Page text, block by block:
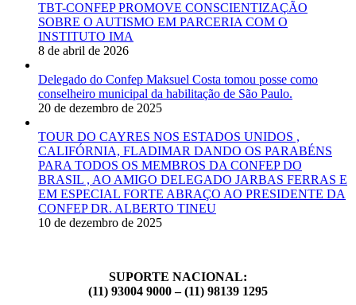
TBT-CONFEP PROMOVE CONSCIENTIZAÇÃO
SOBRE O AUTISMO EM PARCERIA COM O
INSTITUTO IMA
8 de abril de 2026
Delegado do Confep Maksuel Costa tomou posse como
conselheiro municipal da habilitação de São Paulo.
20 de dezembro de 2025
TOUR DO CAYRES NOS ESTADOS UNIDOS ,
CALIFÓRNIA, FLADIMAR DANDO OS PARABÉNS
PARA TODOS OS MEMBROS DA CONFEP DO
BRASIL , AO AMIGO DELEGADO JARBAS FERRAS E
EM ESPECIAL FORTE ABRAÇO AO PRESIDENTE DA
CONFEP DR. ALBERTO TINEU
10 de dezembro de 2025
SUPORTE NACIONAL:
(11) 93004 9000 – (11) 98139 1295